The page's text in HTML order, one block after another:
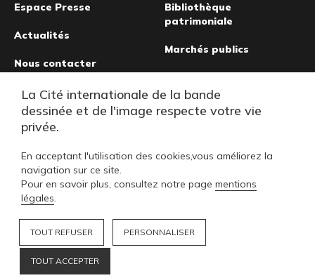
Espace Presse
Actualités
Nous contacter
Musée de la bande
dessinée
Bibliothèque
patrimoniale
Marchés publics
Footer
MENTIONS LÉGALES
La Cité internationale de la bande
dessinée et de l'image respecte votre vie
privée.
En acceptant l'utilisation des cookies,vous améliorez la
navigation sur ce site.
Pour en savoir plus, consultez notre page mentions
légales.
TOUT REFUSER PERSONNALISER
TOUT ACCEPTER